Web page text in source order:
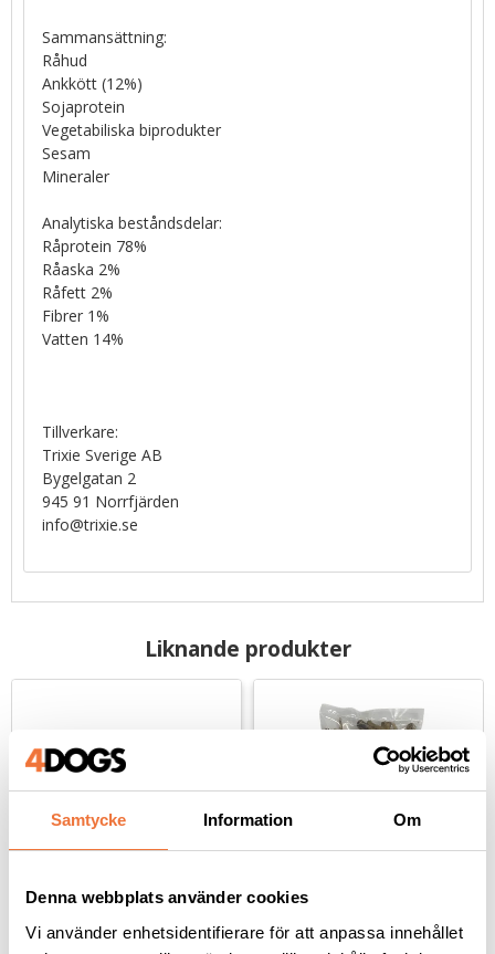
Samtycke Information Om
Denna webbplats använder cookies
Vi använder enhetsidentifierare för att anpassa innehållet
Sammansättning:
Råhud
Ankkött (12%)
Sojaprotein
Vegetabiliska biprodukter
Sesam
Mineraler
Analytiska beståndsdelar:
Råprotein 78%
Råaska 2%
Råfett 2%
Fibrer 1%
Vatten 14%
Tillverkare:
Trixie Sverige AB
Bygelgatan 2
945 91 Norrfjärden
info@trixie.se
Liknande produkter
Denta Fun Flätat
4Dogs Torkade